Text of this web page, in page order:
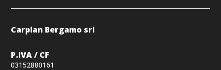
Carplan Bergamo srl
P.IVA / CF
03152880161